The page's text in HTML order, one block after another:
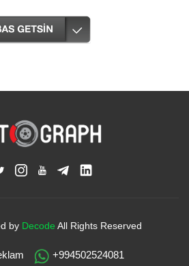
by Decode All Rights Reserved
+994502524081